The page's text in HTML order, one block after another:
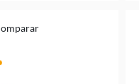
comparar